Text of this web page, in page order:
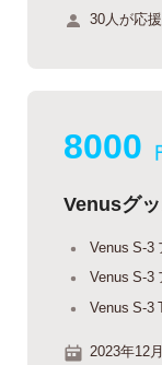
30人が応
8000
Venusグッ
Venus S-3
Venus S-3
Venus S-3
2023年12